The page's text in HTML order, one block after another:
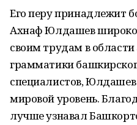
Его перу принадлежит
Ахнаф Юлдашев широко
своим трудам в
грамматики
специалистов,
мировой уровень.
лучше узнавал